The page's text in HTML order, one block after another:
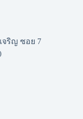
จริญ ซอย 7